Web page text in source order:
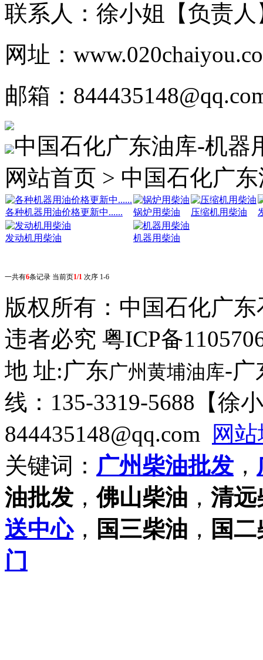
联系人：徐小姐【负责人
网址：
邮箱：
中国石化广东油库-机器
网站首页 > 中国石化广
各种机器用油价格更新中...... 锅炉用柴油 压缩机用柴油
发动机用柴油 机器用柴油
一共有6条记录 当前页1/1 次序 1-6
版权所有： 中国石化广
违者必究 粤ICP备
地 址:广东广州黄埔油库-广
线：135-3319-5688【徐
844435148@qq.com
网
关键词： 广州柴油批发 ，
油批发 ，佛山柴油 ， 清远
送中心， 国三柴油 ， 国
门